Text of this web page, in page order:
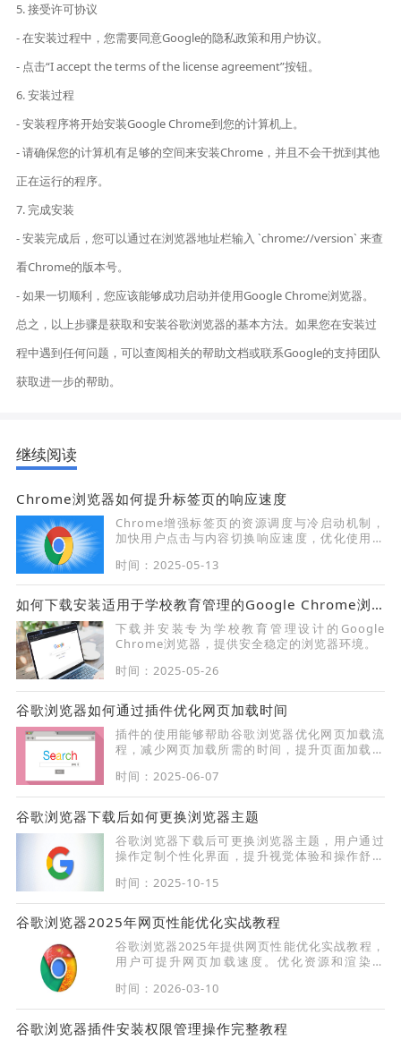
5. 接受许可协议
- 在安装过程中，您需要同意Google的隐私政策和用户协议。
- 点击“I accept the terms of the license agreement”按钮。
6. 安装过程
- 安装程序将开始安装Google Chrome到您的计算机上。
- 请确保您的计算机有足够的空间来安装Chrome，并且不会干扰到其他
正在运行的程序。
7. 完成安装
- 安装完成后，您可以通过在浏览器地址栏输入 `chrome://version` 来查
看Chrome的版本号。
- 如果一切顺利，您应该能够成功启动并使用Google Chrome浏览器。
总之，以上步骤是获取和安装谷歌浏览器的基本方法。如果您在安装过
程中遇到任何问题，可以查阅相关的帮助文档或联系Google的支持团队
获取进一步的帮助。
继续阅读
Chrome浏览器如何提升标签页的响应速度
Chrome增强标签页的资源调度与冷启动机制，
加快用户点击与内容切换响应速度，优化使用流
时间：2025-05-13
如何下载安装适用于学校教育管理的Google Chrome浏览器
下载并安装专为学校教育管理设计的Google
Chrome浏览器，提供安全稳定的浏览器环境。
时间：2025-05-26
谷歌浏览器如何通过插件优化网页加载时间
插件的使用能够帮助谷歌浏览器优化网页加载流
程，减少网页加载所需的时间，提升页面加载速
时间：2025-06-07
谷歌浏览器下载后如何更换浏览器主题
谷歌浏览器下载后可更换浏览器主题，用户通过
操作定制个性化界面，提升视觉体验和操作舒适
时间：2025-10-15
谷歌浏览器2025年网页性能优化实战教程
谷歌浏览器2025年提供网页性能优化实战教程，
用户可提升网页加载速度。优化资源和渲染机
时间：2026-03-10
谷歌浏览器插件安装权限管理操作完整教程